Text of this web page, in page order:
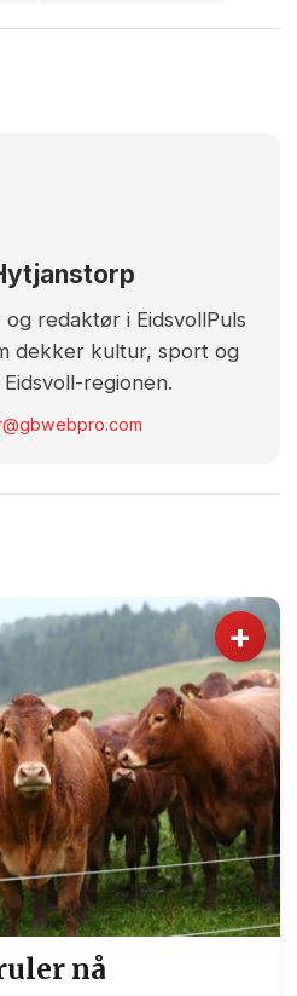
redaktør i EidsvollPuls
dekker kultur, sport og
regionen.
+
nå